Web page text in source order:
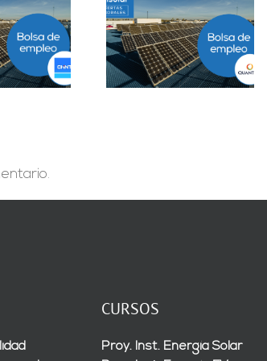
Prácticas
B2B en
Sevilla
Solar Testing
Technician en Madrid
CURSOS
Proy. Inst. Energía Solar